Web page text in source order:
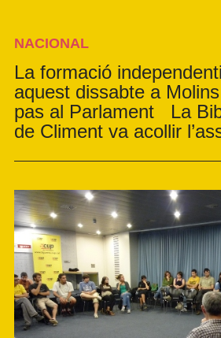
NACIONAL
La formació
aquest dissabte a
pas al Parlament La
de Climent va acollir